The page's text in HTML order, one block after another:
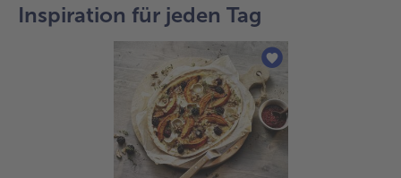
- 5 € beim Kauf von 7 Schlemmermenüs nach Wahl
Inspiration für jeden Tag